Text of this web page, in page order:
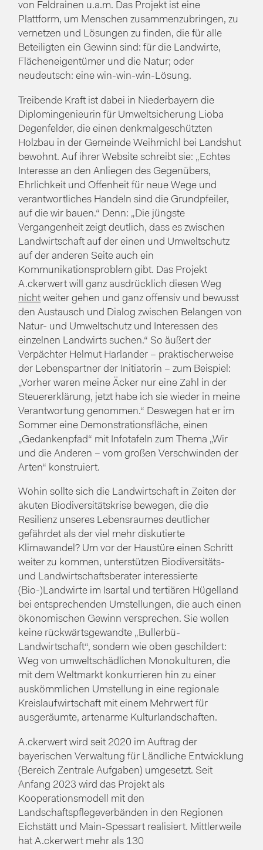
von Feldrainen u.a.m. Das Projekt ist eine
Plattform, um Menschen zusammenzubringen, zu
vernetzen und Lösungen zu finden, die für alle
Beteiligten ein Gewinn sind: für die Landwirte,
Flächeneigentümer und die Natur; oder
neudeutsch: eine win-win-win-Lösung.
Treibende Kraft ist dabei in Niederbayern die
Diplomingenieurin für Umweltsicherung Lioba
Degenfelder, die einen denkmalgeschützten
Holzbau in der Gemeinde Weihmichl bei Landshut
bewohnt. Auf ihrer Website schreibt sie: „Echtes
Interesse an den Anliegen des Gegenübers,
Ehrlichkeit und Offenheit für neue Wege und
verantwortliches Handeln sind die Grundpfeiler,
auf die wir bauen.“ Denn: „Die jüngste
Vergangenheit zeigt deutlich, dass es zwischen
Landwirtschaft auf der einen und Umweltschutz
auf der anderen Seite auch ein
Kommunikationsproblem gibt. Das Projekt
A.ckerwert will ganz ausdrücklich diesen Weg
nicht weiter gehen und ganz offensiv und bewusst
den Austausch und Dialog zwischen Belangen von
Natur- und Umweltschutz und Interessen des
einzelnen Landwirts suchen.“ So äußert der
Verpächter Helmut Harlander – praktischerweise
der Lebenspartner der Initiatorin – zum Beispiel:
„Vorher waren meine Äcker nur eine Zahl in der
Steuererklärung, jetzt habe ich sie wieder in meine
Verantwortung genommen.“ Deswegen hat er im
Sommer eine Demonstrationsfläche, einen
„Gedankenpfad“ mit Infotafeln zum Thema „Wir
und die Anderen – vom großen Verschwinden der
Arten“ konstruiert.
Wohin sollte sich die Landwirtschaft in Zeiten der
akuten Biodiversitätskrise bewegen, die die
Resilienz unseres Lebensraumes deutlicher
gefährdet als der viel mehr diskutierte
Klimawandel? Um vor der Haustüre einen Schritt
weiter zu kommen, unterstützen Biodiversitäts-
und Landwirtschaftsberater interessierte
(Bio-)Landwirte im Isartal und tertiären Hügelland
bei entsprechenden Umstellungen, die auch einen
ökonomischen Gewinn versprechen. Sie wollen
keine rückwärtsgewandte „Bullerbü-
Landwirtschaft“, sondern wie oben geschildert:
Weg von umweltschädlichen Monokulturen, die
mit dem Weltmarkt konkurrieren hin zu einer
auskömmlichen Umstellung in eine regionale
Kreislaufwirtschaft mit einem Mehrwert für
ausgeräumte, artenarme Kulturlandschaften.
A.ckerwert wird seit 2020 im Auftrag der
bayerischen Verwaltung für Ländliche Entwicklung
(Bereich Zentrale Aufgaben) umgesetzt. Seit
Anfang 2023 wird das Projekt als
Kooperationsmodell mit den
Landschaftspflegeverbänden in den Regionen
Eichstätt und Main-Spessart realisiert. Mittlerweile
hat A.ckerwert mehr als 130